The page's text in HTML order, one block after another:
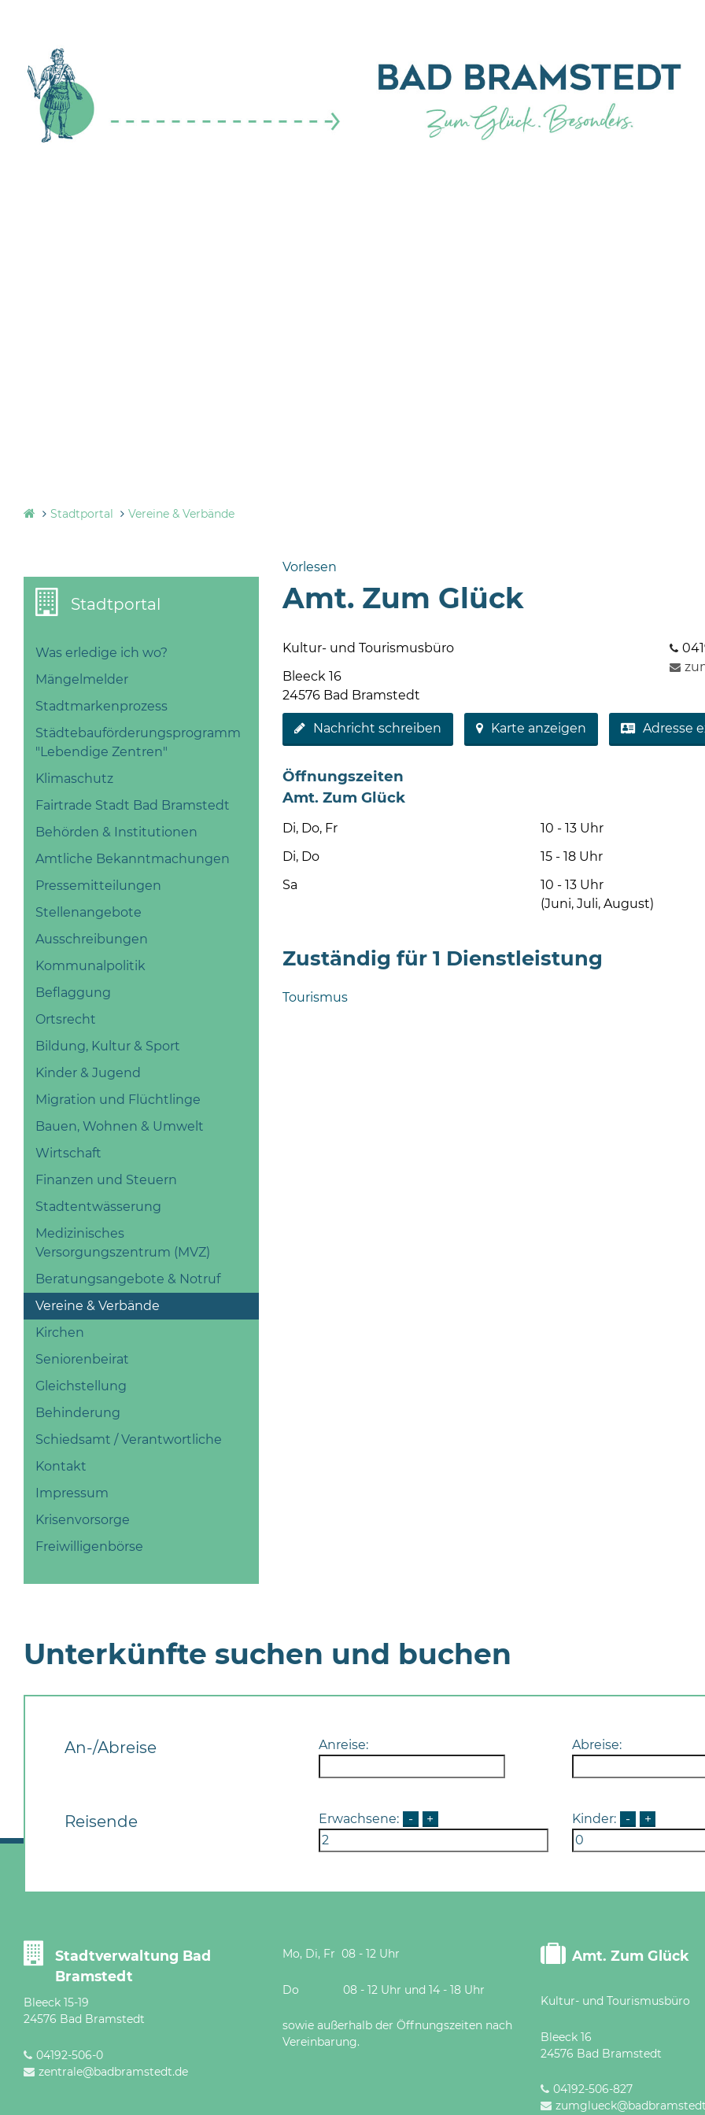
Stadtportal Vereine & Verbände
Vorlesen
Stadtportal
Was erledige ich wo?
Mängelmelder
Stadtmarkenprozess
Städtebauförderungsprogramm
"Lebendige Zentren"
Klimaschutz
Fairtrade Stadt Bad Bramstedt
Behörden & Institutionen
Amtliche Bekanntmachungen
Pressemitteilungen
Stellenangebote
Ausschreibungen
Kommunalpolitik
Beflaggung
Ortsrecht
Bildung, Kultur & Sport
Kinder & Jugend
Migration und Flüchtlinge
Bauen, Wohnen & Umwelt
Wirtschaft
Finanzen und Steuern
Stadtentwässerung
Medizinisches
Versorgungszentrum (MVZ)
Beratungsangebote & Notruf
Vereine & Verbände
Kirchen
Seniorenbeirat
Gleichstellung
Behinderung
Schiedsamt / Verantwortliche
Kontakt
Impressum
Krisenvorsorge
Freiwilligenbörse
Amt. Zum Glück
Kultur- und Tourismusbüro
Bleeck 16
24576 Bad Bramstedt
Nachricht schreiben Karte anzeigen Adresse
Öffnungszeiten
Amt. Zum Glück
Di, Do, Fr
10 - 13 Uhr
Di, Do
15 - 18 Uhr
Sa
10 - 13 Uhr
(Juni, Juli, August)
Zuständig für 1 Dienstleistung
Tourismus
Unterkünfte suchen und buchen
An-/Abreise Anreise: Abreise:
Reisende Erwachsene: - + Kinder: - +
Stadtverwaltung Bad
Bramstedt
Bleeck 15-19
24576 Bad Bramstedt
04192-506-0
zentrale@badbramstedt.de
Mo, Di, Fr 08 - 12 Uhr
Do 08 - 12 Uhr und 14 - 18 Uhr
sowie außerhalb der Öffnungszeiten nach
Vereinbarung.
Amt. Zum Glück
Kultur- und Tourismusbüro
Bleeck 16
24576 Bad Bramstedt
04192-506-827